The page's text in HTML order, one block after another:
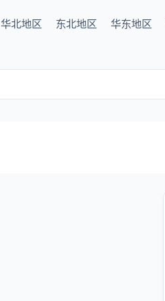
华北地区 东北地区 华东地区